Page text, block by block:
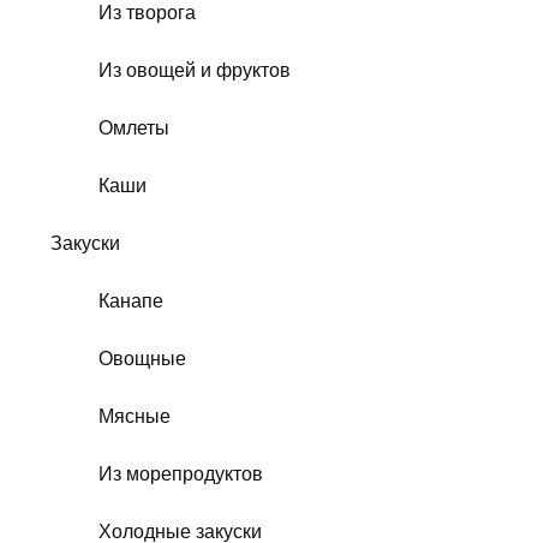
Из творога
Из овощей и фруктов
Омлеты
Каши
Закуски
Канапе
Овощные
Мясные
Из морепродуктов
Холодные закуски